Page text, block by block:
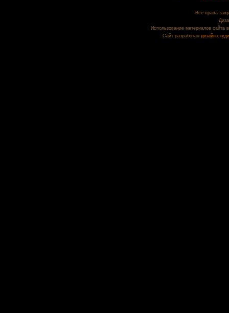
Все права
Использование материалов сайта
Сайт разработан дизайн-